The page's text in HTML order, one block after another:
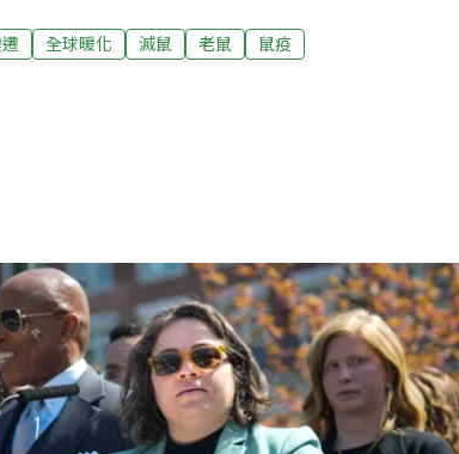
）年1月至5月間，台北市、新北市累計已出現三起本
。部分民眾察覺，發現老鼠的機率似乎變高了，不再
市容
全球暖化 滅鼠 老鼠 鼠疫